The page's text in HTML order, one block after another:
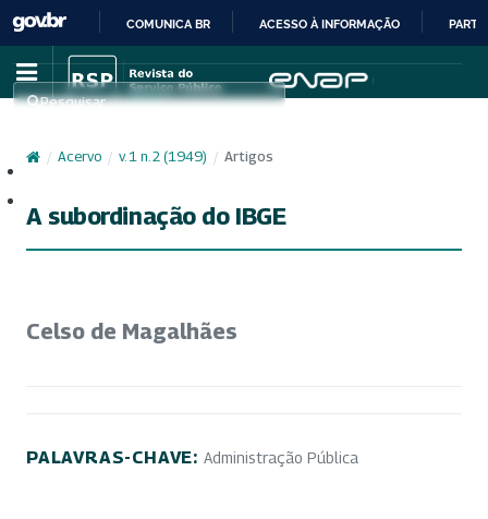
IR
PARA
CONTEÚDO
COMUNICA BR ACESSO À INFORMAÇÃO
Pesquisar
/ Acervo / v. 1 n. 2 (1949) / Artigos
A subordinação do IBGE
Celso de Magalhães
PALAVRAS-CHAVE: Administração Pública